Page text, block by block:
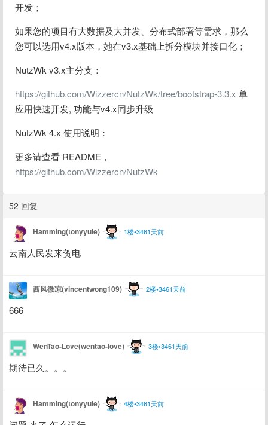
开发；
如果您的项目有大数据及大并发、分布式部署等需求，那么
您可以选用v4.x版本，她在v3.x基础上拆分模块并接口化；
NutzWk v3.x主分支：
https://github.com/Wizzercn/NutzWk/tree/bootstrap-3.3.x 单
应用快速开发, 功能与v4.x同步升级
NutzWk 4.x 使用说明：
https://github.com/Wizzercn/NutzWk
52 回复
Hamming(tonyyule) 1楼•3461天前
云南人民发来贺电
西风微凉(vincentwong109) 2楼•3461天前
666
WenTao-Love(wentao-love) 3楼•3461天前
期待已久。。。
Hamming(tonyyule) 4楼•3461天前